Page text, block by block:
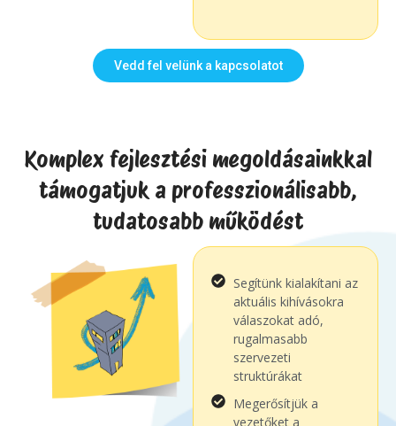
Vedd fel velünk a kapcsolatot
Komplex fejlesztési megoldásainkkal
támogatjuk a professzionálisabb,
tudatosabb működést
Segítünk kialakítani az
aktuális kihívásokra
válaszokat adó,
rugalmasabb
szervezeti
struktúrákat
Megerősítjük a
vezetőket a